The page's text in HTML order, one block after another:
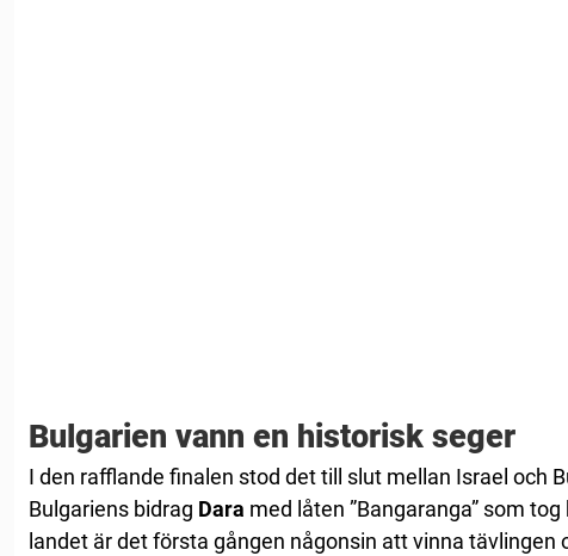
Bulgarien vann en historisk seger
I den rafflande finalen stod det till slut mellan Israel och
Bulgariens bidrag Dara med låten ”Bangaranga” som
landet är det första gången någonsin att vinna tävlingen